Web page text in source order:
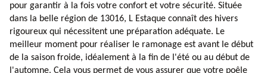
pour garantir à la fois votre confort et votre sécurité. Située
dans la belle région de 13016, L Estaque connaît des hivers
rigoureux qui nécessitent une préparation adéquate. Le
meilleur moment pour réaliser le ramonage est avant le début
de la saison froide, idéalement à la fin de l'été ou au début de
l'automne. Cela vous permet de vous assurer que votre poêle